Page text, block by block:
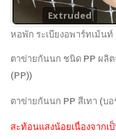
Extruded
หอพัก ระเบียงอพาร์ทเม้น
ตาข่ายกันนก ชนิด PP ผลิ
(PP))
ตาข่ายกันนก PP สีเทา (บอ
สะท้อนแสงน้อยเนื่องจากเ